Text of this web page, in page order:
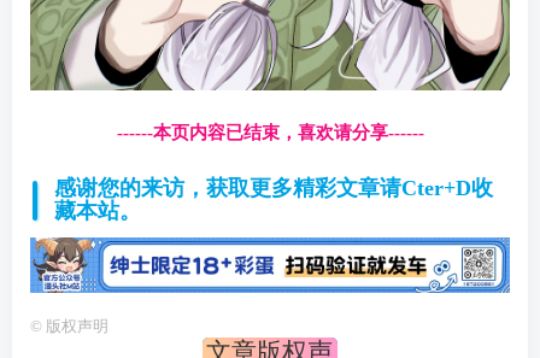
------本页内容已结束，喜欢请分享------
感谢您的来访，获取更多精彩文章请Cter+D收
藏本站。
© 版权声明
文章版权声